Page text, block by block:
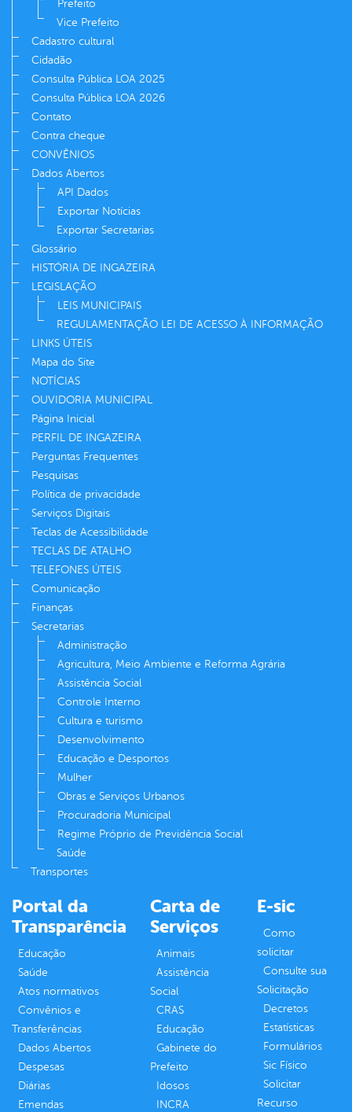
Prefeito
Vice Prefeito
Cadastro cultural
Cidadão
Consulta Pública LOA 2025
Consulta Pública LOA 2026
Contato
Contra cheque
CONVÊNIOS
Dados Abertos
API Dados
Exportar Notícias
Exportar Secretarias
Glossário
HISTÓRIA DE INGAZEIRA
LEGISLAÇÃO
LEIS MUNICIPAIS
REGULAMENTAÇÃO LEI DE ACESSO À INFORMAÇÃO
LINKS ÚTEIS
Mapa do Site
NOTÍCIAS
OUVIDORIA MUNICIPAL
Página Inicial
PERFIL DE INGAZEIRA
Perguntas Frequentes
Pesquisas
Política de privacidade
Serviços Digitais
Teclas de Acessibilidade
TECLAS DE ATALHO
TELEFONES ÚTEIS
Comunicação
Finanças
Secretarias
Administração
Agricultura, Meio Ambiente e Reforma Agrária
Assistência Social
Controle Interno
Cultura e turismo
Desenvolvimento
Educação e Desportos
Mulher
Obras e Serviços Urbanos
Procuradoria Municipal
Regime Próprio de Previdência Social
Saúde
Transportes
Portal da
Transparência
Educação
Saúde
Atos normativos
Convênios e
Transferências
Dados Abertos
Despesas
Diárias
Emendas
Carta de
Serviços
Animais
Assistência
Social
CRAS
Educação
Gabinete do
Prefeito
Idosos
INCRA
E-sic
Como
solicitar
Consulte sua
Solicitação
Decretos
Estatísticas
Formulários
Sic Físico
Solicitar
Recurso